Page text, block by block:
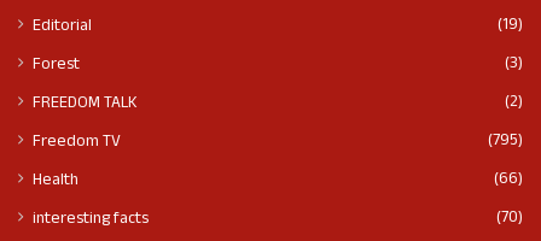
Editorial
(19)
Forest
(3)
FREEDOM TALK
(2)
Freedom TV
(795)
Health
(66)
interesting facts
(70)